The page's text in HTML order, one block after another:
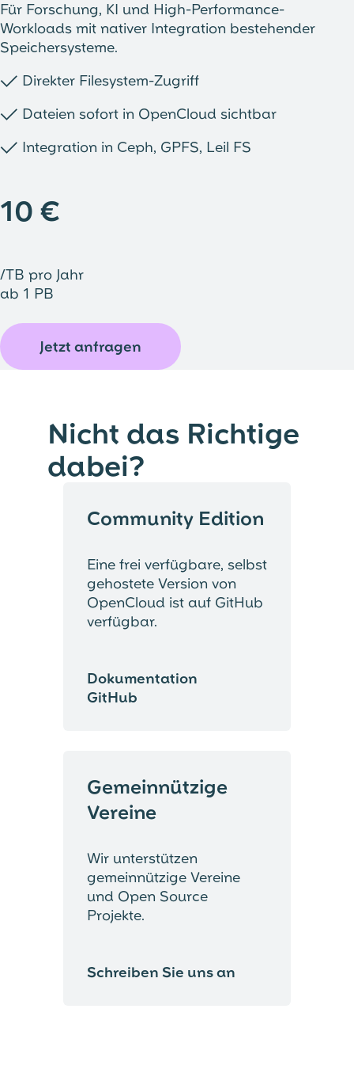
Für Forschung, KI und High-Performance-
Workloads mit nativer Integration bestehender
Speichersysteme.
✓ Direkter Filesystem-Zugriff
✓ Dateien sofort in OpenCloud sichtbar
✓ Integration in Ceph, GPFS, Leil FS
10 €
/TB pro Jahr
ab 1 PB
Jetzt anfragen
Nicht das Richtige
dabei?
Community Edition
Eine frei verfügbare, selbst
gehostete Version von
OpenCloud ist auf GitHub
verfügbar.
Dokumentation
GitHub
Gemeinnützige
Vereine
Wir unterstützen
gemeinnützige Vereine
und Open Source
Projekte.
Schreiben Sie uns an